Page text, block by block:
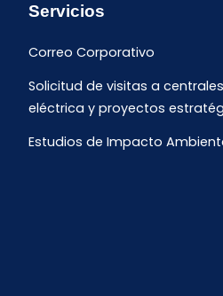
Servicios
Correo Corporativo
Solicitud de visitas a
eléctrica y proyectos
Estudios de Impacto